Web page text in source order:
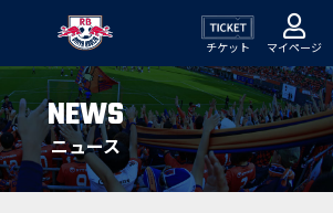
チケット マイページ
NEWS
ニュース